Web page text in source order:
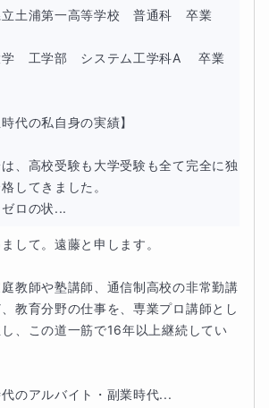
出せています。
進め方】
部分に関しては、
有機能を活用 し、ポイントとなる
で画面に板書
度確認してください。
土浦第一高等学校　普通科　卒業
　工学部　システム工学科A 　卒業
時代の私自身の実績】
、高校受験も大学受験も全て完全に独
してきました。
ロの状...
して。遠藤と申します。
教師や塾講師、通信制高校の非常勤講
教育分野の仕事を、専業プロ講師とし
、この道一筋で16年以上継続してい
のアルバイト・副業時代...